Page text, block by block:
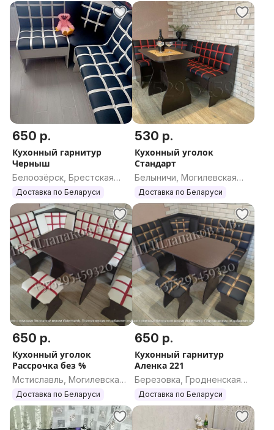
650 р.
Кухонный гарнитур
Черныш
Белоозёрск, Брестская
область
Доставка по Беларуси
530 р.
Кухонный уголок
Стандарт
Белыничи, Могилевская
область
Доставка по Беларуси
650 р.
Кухонный уголок
Рассрочка без %
Мстиславль, Могилевская
область
Доставка по Беларуси
650 р.
Кухонный гарнитур
Аленка 221
Березовка, Гродненская
область
Доставка по Беларуси